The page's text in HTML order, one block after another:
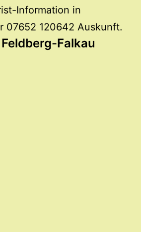
Information in
07652 120642 Auskunft.
Falkau